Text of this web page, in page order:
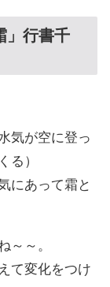
」行書千
気が空に登っ
る）
にあって霜と
～～。
て変化をつけ